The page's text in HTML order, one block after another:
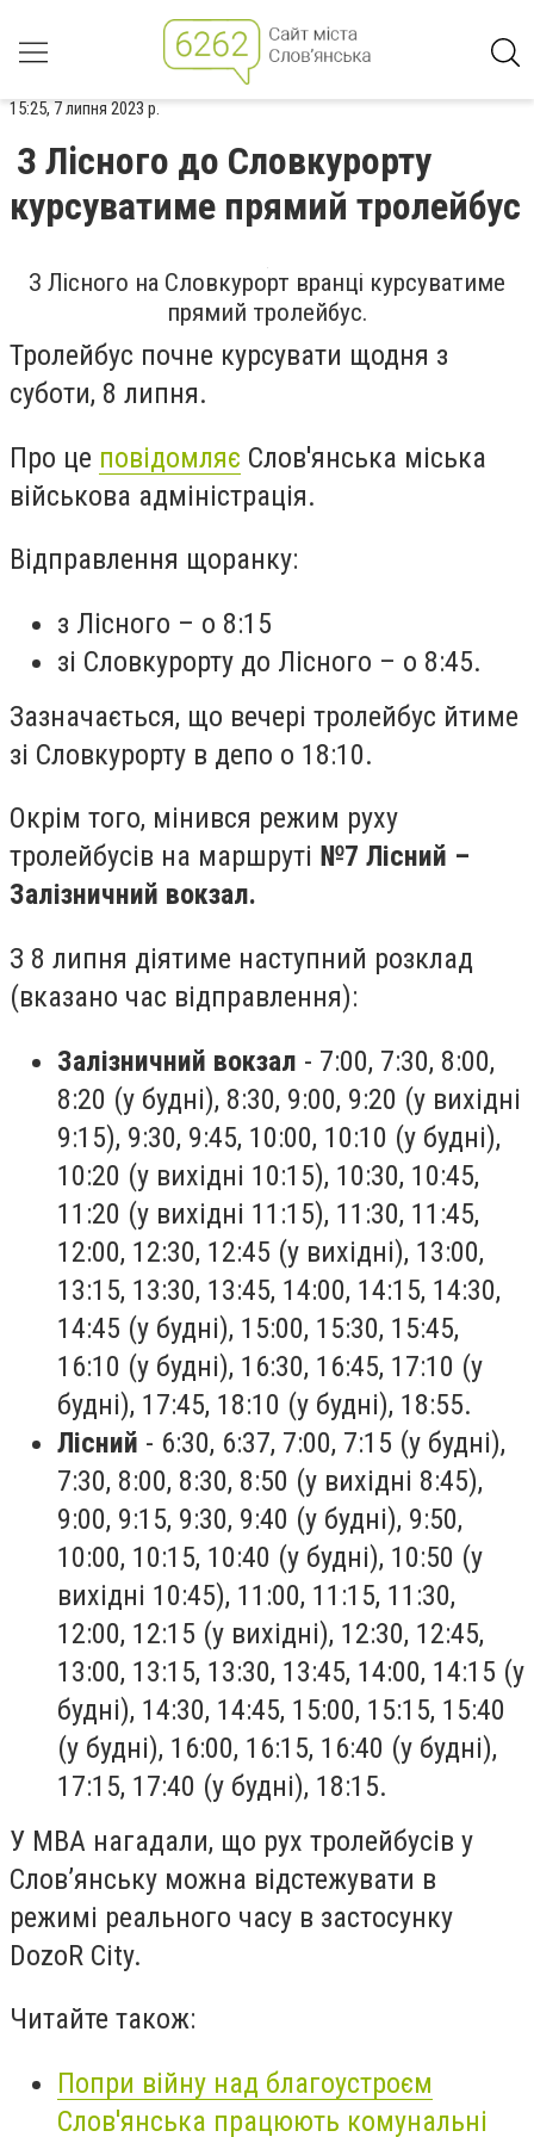
15:25, 7 липня 2023 р.
З Лісного до Словкурорту
курсуватиме прямий тролейбус
З Лісного на Словкурорт вранці курсуватиме
прямий тролейбус.
Тролейбус почне курсувати щодня з
суботи, 8 липня.
Про це повідомляє Слов'янська міська
військова адміністрація.
Відправлення щоранку:
з Лісного – о 8:15
зі Словкурорту до Лісного – о 8:45.
Зазначається, що вечері тролейбус йтиме
зі Словкурорту в депо о 18:10.
Окрім того, мінився режим руху
тролейбусів на маршруті №7 Лісний –
Залізничний вокзал.
З 8 липня діятиме наступний розклад
(вказано час відправлення):
Залізничний вокзал - 7:00, 7:30, 8:00,
8:20 (у будні), 8:30, 9:00, 9:20 (у вихідні
9:15), 9:30, 9:45, 10:00, 10:10 (у будні),
10:20 (у вихідні 10:15), 10:30, 10:45,
11:20 (у вихідні 11:15), 11:30, 11:45,
12:00, 12:30, 12:45 (у вихідні), 13:00,
13:15, 13:30, 13:45, 14:00, 14:15, 14:30,
14:45 (у будні), 15:00, 15:30, 15:45,
16:10 (у будні), 16:30, 16:45, 17:10 (у
будні), 17:45, 18:10 (у будні), 18:55.
Лісний - 6:30, 6:37, 7:00, 7:15 (у будні),
7:30, 8:00, 8:30, 8:50 (у вихідні 8:45),
9:00, 9:15, 9:30, 9:40 (у будні), 9:50,
10:00, 10:15, 10:40 (у будні), 10:50 (у
вихідні 10:45), 11:00, 11:15, 11:30,
12:00, 12:15 (у вихідні), 12:30, 12:45,
13:00, 13:15, 13:30, 13:45, 14:00, 14:15 (у
будні), 14:30, 14:45, 15:00, 15:15, 15:40
(у будні), 16:00, 16:15, 16:40 (у будні),
17:15, 17:40 (у будні), 18:15.
У МВА нагадали, що рух тролейбусів у
Слов’янську можна відстежувати в
режимі реального часу в застосунку
DozoR City.
Читайте також:
Попри війну над благоустроєм
Слов'янська працюють комунальні